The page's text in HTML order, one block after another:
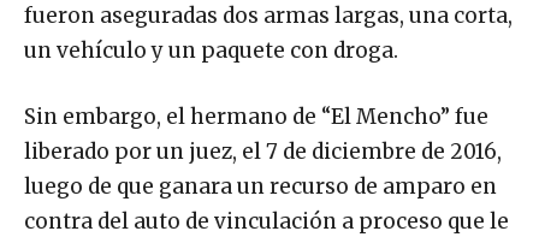
fueron aseguradas dos armas largas, una corta,
un vehículo y un paquete con droga.
Sin embargo, el hermano de “El Mencho” fue
liberado por un juez, el 7 de diciembre de 2016,
luego de que ganara un recurso de amparo en
contra del auto de vinculación a proceso que le